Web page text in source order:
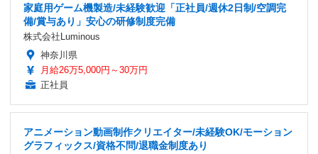
家庭用ゲーム機製造/未経験歓迎「正社員/週休2日制/空調完
備/賞与あり」安心の研修制度完備
株式会社Luminous
神奈川県
月給26万5,000円～30万円
正社員
アニメーション動画制作クリエイター/未経験OK/モーション
グラフィックス/資格不問/退職金制度あり